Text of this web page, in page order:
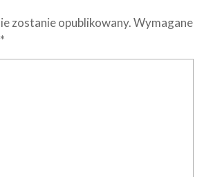
zostanie opublikowany.Wymagane
*